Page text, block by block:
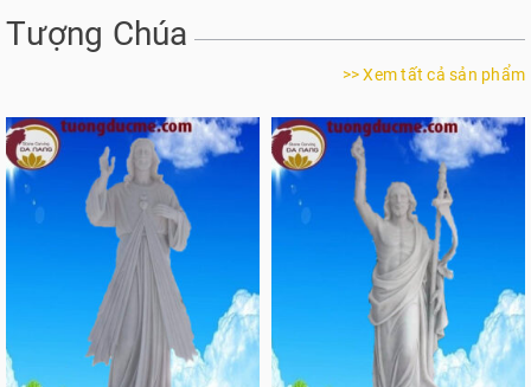
Tượng Chúa
>> Xem tất cả sản phẩm